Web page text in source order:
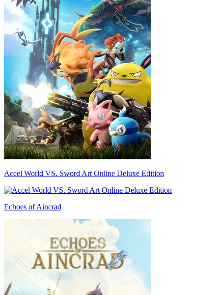
Accel World VS. Sword Art Online Deluxe Edition
Echoes of Aincrad